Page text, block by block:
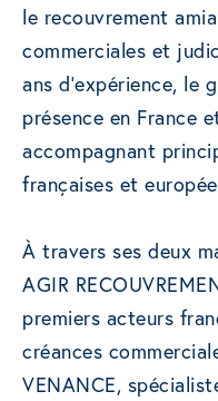
le recouvrement
commerciales et
ans d’expérience, le
présence en France
accompagnant
françaises et
À travers ses deux
AGIR
premiers acteurs
créances
VENANCE,